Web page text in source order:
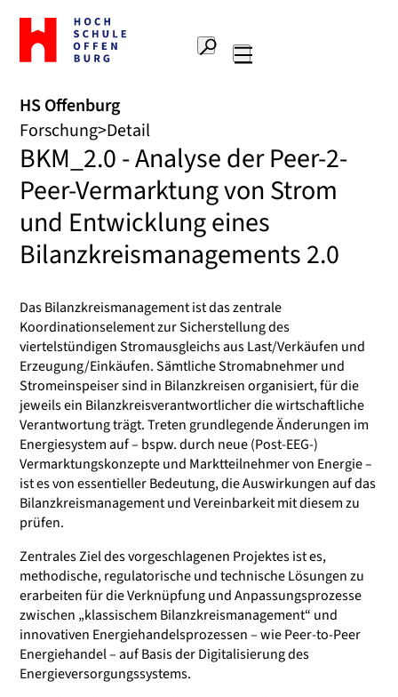
Zur
Startseite
Hochschule
Suche
HS Offenburg
Forschung Detail
BKM_2.0 - Analyse der Peer-2-
Peer-Vermarktung von Strom
und Entwicklung eines
Bilanzkreismanagements 2.0
Das Bilanzkreismanagement ist das zentrale
Koordinationselement zur Sicherstellung des
viertelstündigen Stromausgleichs aus Last/Verkäufen und
Erzeugung/Einkäufen. Sämtliche Stromabnehmer und
Stromeinspeiser sind in Bilanzkreisen organisiert, für die
jeweils ein Bilanzkreisverantwortlicher die wirtschaftliche
Verantwortung trägt. Treten grundlegende Änderungen im
Energiesystem auf – bspw. durch neue (Post-EEG-)
Vermarktungskonzepte und Marktteilnehmer von Energie –
ist es von essentieller Bedeutung, die Auswirkungen auf das
Bilanzkreismanagement und Vereinbarkeit mit diesem zu
prüfen.
Zentrales Ziel des vorgeschlagenen Projektes ist es,
methodische, regulatorische und technische Lösungen zu
erarbeiten für die Verknüpfung und Anpassungsprozesse
zwischen „klassischem Bilanzkreismanagement“ und
innovativen Energiehandelsprozessen – wie Peer-to-Peer
Energiehandel – auf Basis der Digitalisierung des
Energieversorgungssystems.